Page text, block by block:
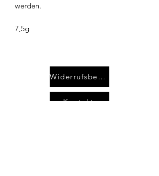
werden.
7,5g
Widerrufsbelehrung
Kontakt